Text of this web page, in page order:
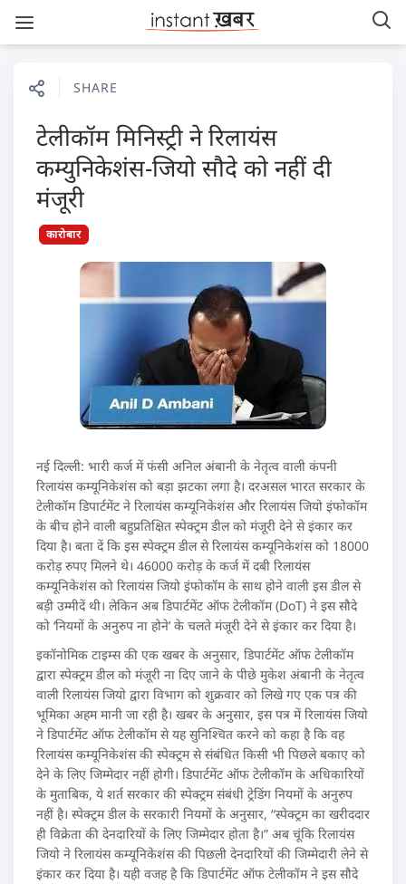
SHARE
टेलीकॉम मिनिस्‍ट्री ने रिलायंस
कम्‍युनिकेशंस-जियो सौदे को नहीं दी
मंजूरी
कारोबार
नई दिल्ली: भारी कर्ज में फंसी अनिल अंबानी के नेतृत्व वाली कंपनी
रिलायंस कम्यूनिकेशंस को बड़ा झटका लगा है। दरअसल भारत सरकार के
टेलीकॉम डिपार्टमेंट ने रिलायंस कम्यूनिकेशंस और रिलायंस जियो इंफोकॉम
के बीच होने वाली बहुप्रतिक्षित स्पेक्ट्रम डील को मंजूरी देने से इंकार कर
दिया है। बता दें कि इस स्पेक्ट्रम डील से रिलायंस कम्यूनिकेशंस को 18000
करोड़ रुपए मिलने थे। 46000 करोड़ के कर्ज में दबी रिलायंस
कम्यूनिकेशंस को रिलायंस जियो इंफोकॉम के साथ होने वाली इस डील से
बड़ी उम्मीदें थी। लेकिन अब डिपार्टमेंट ऑफ टेलीकॉम (DoT) ने इस सौदे
को ‘नियमों के अनुरुप ना होने’ के चलते मंजूरी देने से इंकार कर दिया है।
इकॉनोमिक टाइम्स की एक खबर के अनुसार, डिपार्टमेंट ऑफ टेलीकॉम
द्वारा स्पेक्ट्रम डील को मंजूरी ना दिए जाने के पीछे मुकेश अंबानी के नेतृत्व
वाली रिलायंस जियो द्वारा विभाग को शुक्रवार को लिखे गए एक पत्र की
भूमिका अहम मानी जा रही है। खबर के अनुसार, इस पत्र में रिलायंस जियो
ने डिपार्टमेंट ऑफ टेलीकॉम से यह सुनिश्चित करने को कहा है कि वह
रिलायंस कम्यूनिकेशंस की स्पेक्ट्रम से संबंधित किसी भी पिछले बकाए को
देने के लिए जिम्मेदार नहीं होगी। डिपार्टमेंट ऑफ टेलीकॉम के अधिकारियों
के मुताबिक, ये शर्त सरकार की स्पेक्ट्रम संबंधी ट्रेडिंग नियमों के अनुरुप
नहीं है। स्पेक्ट्रम डील के सरकारी नियमों के अनुसार, “स्पेक्ट्रम का खरीददार
ही विक्रेता की देनदारियों के लिए जिम्मेदार होता है।” अब चूंकि रिलायंस
जियो ने रिलायंस कम्यूनिकेशंस की पिछली देनदारियों की जिम्मेदारी लेने से
इंकार कर दिया है। यही वजह है कि डिपार्टमेंट ऑफ टेलीकॉम ने इस सौदे